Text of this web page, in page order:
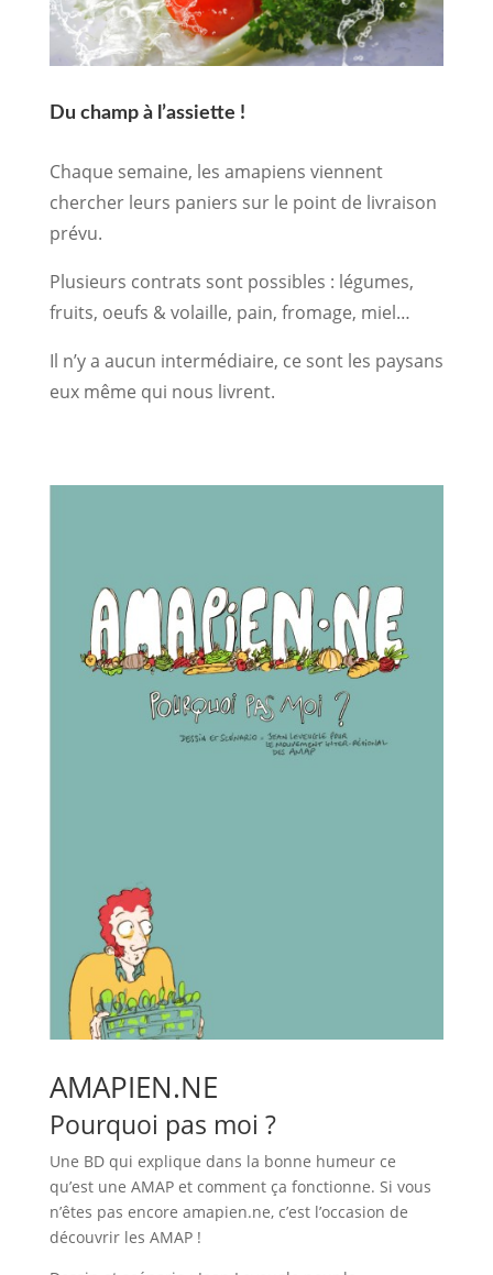
Du champ à l’assiette !
Chaque semaine, les amapiens viennent
chercher leurs paniers sur le point de livraison
prévu.
Plusieurs contrats sont possibles : légumes,
fruits, oeufs & volaille, pain, fromage, miel…
Il n’y a aucun intermédiaire, ce sont les paysans
eux même qui nous livrent.
AMAPIEN.NE
Pourquoi pas moi ?
Une BD qui explique dans la bonne humeur ce
qu’est une AMAP et comment ça fonctionne. Si vous
n’êtes pas encore amapien.ne, c’est l’occasion de
découvrir les AMAP !